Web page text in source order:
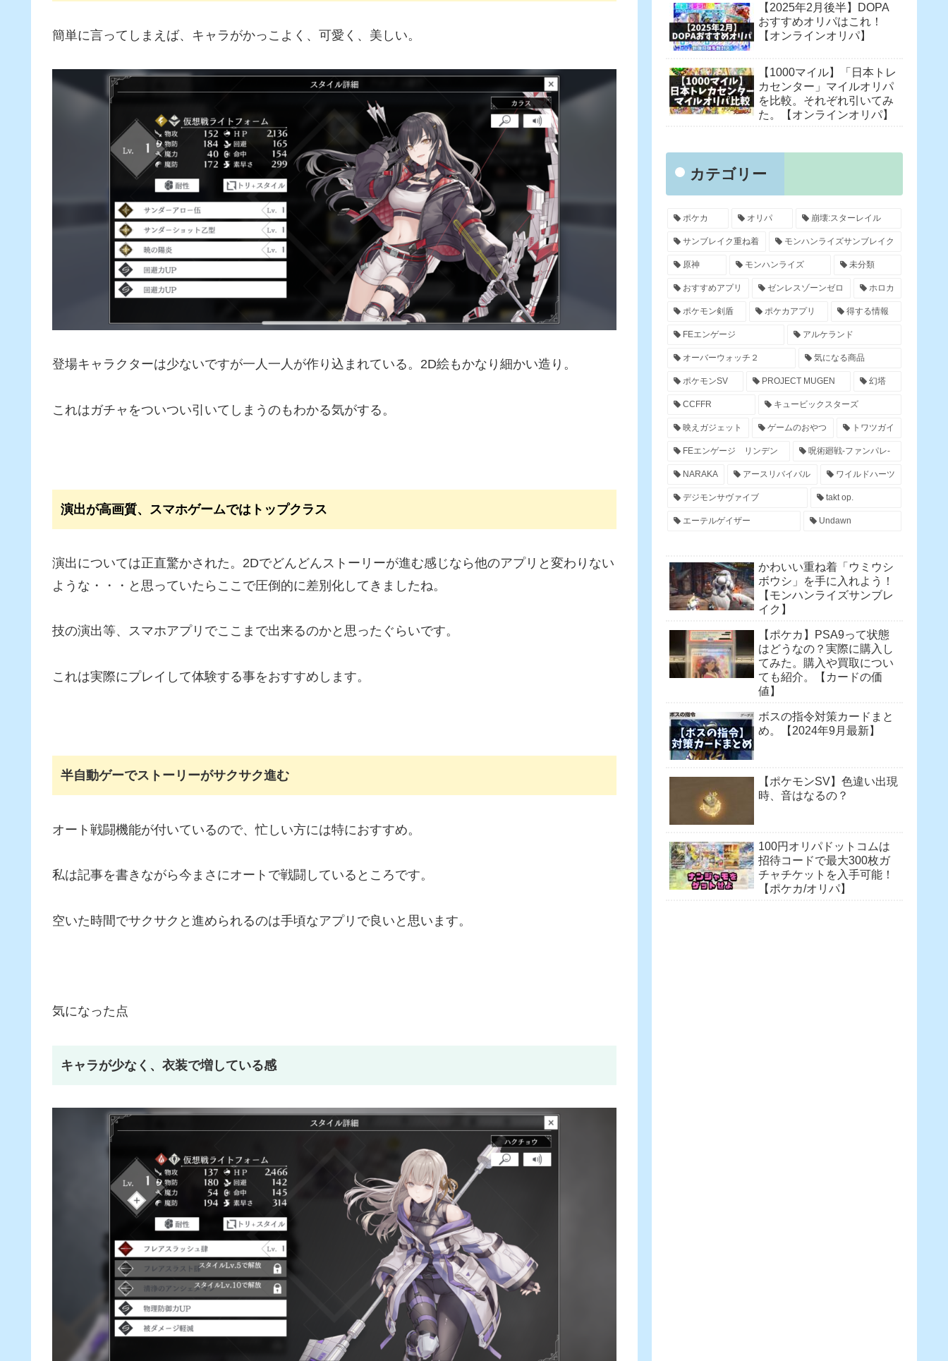
簡単に言ってしまえば、キャラがかっこよく、可愛く、美しい。
登場キャラクターは少ないですが一人一人が作り込まれている。2D絵もかなり細かい造り。
これはガチャをついつい引いてしまうのもわかる気がする。
演出が高画質、スマホゲームではトップクラス
演出については正直驚かされた。2Dでどんどんストーリーが進む感じなら他のアプリと変わりない
ような・・・と思っていたらここで圧倒的に差別化してきましたね。
技の演出等、スマホアプリでここまで出来るのかと思ったぐらいです。
これは実際にプレイして体験する事をおすすめします。
半自動ゲーでストーリーがサクサク進む
オート戦闘機能が付いているので、忙しい方には特におすすめ。
私は記事を書きながら今まさにオートで戦闘しているところです。
空いた時間でサクサクと進められるのは手頃なアプリで良いと思います。
気になった点
キャラが少なく、衣装で増している感
【2025年2月後半】DOPA
おすすめオリパはこれ！
【オンラインオリパ】
【1000マイル】「日本トレ
カセンター」マイルオリパ
を比較。それぞれ引いてみ
た。【オンラインオリパ】
カテゴリー
ポケカ オリパ 崩壊:スターレイル
サンブレイク重ね着 モンハンライズサンブレイク
原神 モンハンライズ 未分類
おすすめアプリ ゼンレスゾーンゼロ ホロカ
ポケモン剣盾 ポケカアプリ 得する情報
FEエンゲージ アルケランド
オーバーウォッチ２ 気になる商品
ポケモンSV PROJECT MUGEN 幻塔
CCFFR キュービックスターズ
映えガジェット ゲームのおやつ トワツガイ
FEエンゲージ リンデン 呪術廻戦-ファンパレ-
NARAKA アースリバイバル ワイルドハーツ
デジモンサヴァイブ takt op.
エーテルゲイザー Undawn
かわいい重ね着「ウミウシ
ボウシ」を手に入れよう！
【モンハンライズサンブレ
イク】
【ポケカ】PSA9って状態
はどうなの？実際に購入し
てみた。購入や買取につい
ても紹介。【カードの価
値】
ボスの指令対策カードまと
め。【2024年9月最新】
【ポケモンSV】色違い出現
時、音はなるの？
100円オリパドットコムは
招待コードで最大300枚ガ
チャチケットを入手可能！
【ポケカ/オリパ】